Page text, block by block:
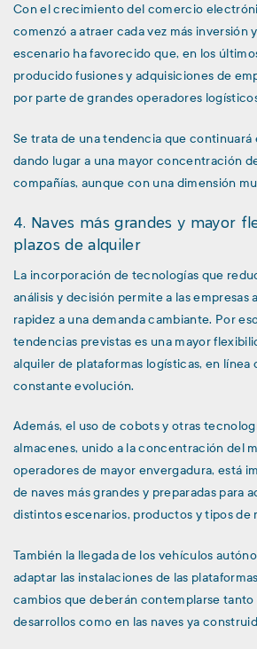
Con el crecimiento del comercio
comenzó a atraer cada vez más inversión
escenario ha favorecido que, en los
producido fusiones y adquisiciones de
por parte de grandes operadores
Se trata de una tendencia que continuará
dando lugar a una mayor concentración
compañías, aunque con una dimensión
4. Naves más grandes y mayor
plazos de alquiler
La incorporación de tecnologías que
análisis y decisión permite a las empresas
rapidez a una demanda cambiante. Por
tendencias previstas es una mayor
alquiler de plataformas logísticas, en línea
constante evolución.
Además, el uso de cobots y otras
almacenes, unido a la concentración del
operadores de mayor envergadura, está
de naves más grandes y preparadas para
distintos escenarios, productos y tipos de
También la llegada de los vehículos
adaptar las instalaciones de las
cambios que deberán contemplarse tanto
desarrollos como en las naves ya